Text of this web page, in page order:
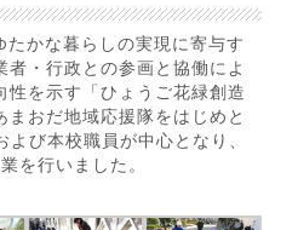
かな暮らしの実現に寄与す
者・行政との参画と協働によ
性を示す「ひょうご花緑創造
まおだ地域応援隊をはじめと
び本校職員が中心となり、
を行いました。